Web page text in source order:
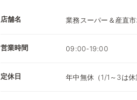
店舗名 業務スーパー＆産直
営業時間 09:00-19:00
定休日 年中無休（1/1～3は休